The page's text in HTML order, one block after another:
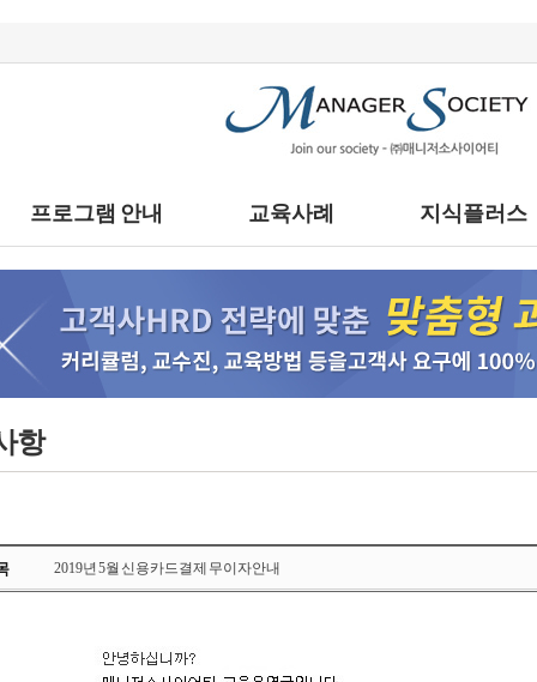
프로그램 안내 교육사례 지식플러스
항
2019년 5월 신용카드결제 무이자안내